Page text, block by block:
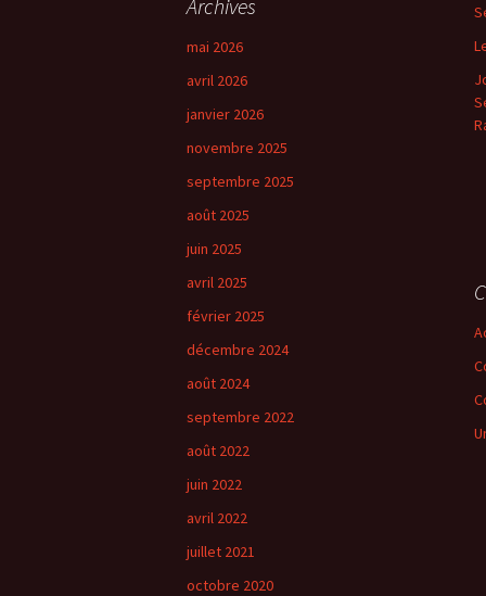
r
e
r
:
Archives
mai 2026
avril 2026
janvier 2026
novembre 2025
septembre 2025
août 2025
juin 2025
avril 2025
février 2025
décembre 2024
août 2024
septembre 2022
août 2022
juin 2022
avril 2022
juillet 2021
octobre 2020